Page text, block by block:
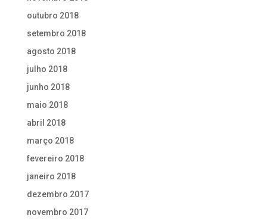
outubro 2018
setembro 2018
agosto 2018
julho 2018
junho 2018
maio 2018
abril 2018
março 2018
fevereiro 2018
janeiro 2018
dezembro 2017
novembro 2017